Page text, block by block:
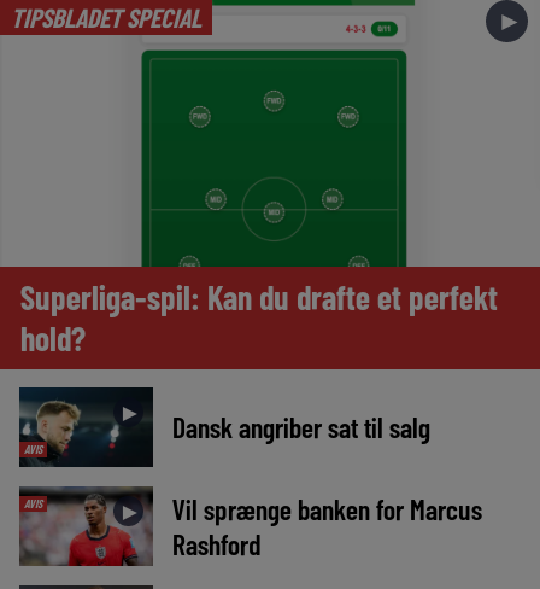
TIPSBLADET SPECIAL ►
Superliga-spil: Kan du drafte et perfekt
hold?
AVIS
► Dansk angriber sat til salg
AVIS ►
Vil sprænge banken for Marcus
Rashford